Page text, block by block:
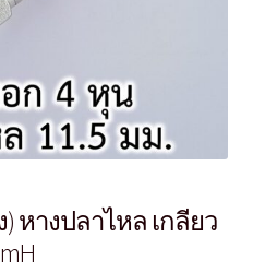
หางปลาไหล เกลียว